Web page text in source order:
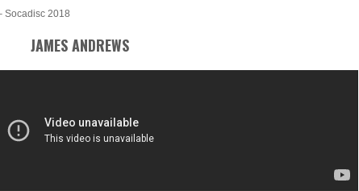
Socadisc 2018
JAMES ANDREWS